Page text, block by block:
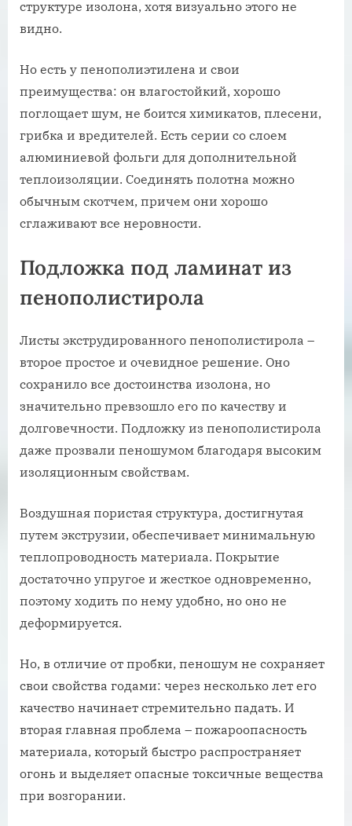
структуре изолона, хотя визуально этого не
видно.
Но есть у пенополиэтилена и свои
преимущества: он влагостойкий, хорошо
поглощает шум, не боится химикатов, плесени,
грибка и вредителей. Есть серии со слоем
алюминиевой фольги для дополнительной
теплоизоляции. Соединять полотна можно
обычным скотчем, причем они хорошо
сглаживают все неровности.
Подложка под ламинат из
пенополистирола
Листы экструдированного пенополистирола –
второе простое и очевидное решение. Оно
сохранило все достоинства изолона, но
значительно превзошло его по качеству и
долговечности. Подложку из пенополистирола
даже прозвали пеношумом благодаря высоким
изоляционным свойствам.
Воздушная пористая структура, достигнутая
путем экструзии, обеспечивает минимальную
теплопроводность материала. Покрытие
достаточно упругое и жесткое одновременно,
поэтому ходить по нему удобно, но оно не
деформируется.
Но, в отличие от пробки, пеношум не сохраняет
свои свойства годами: через несколько лет его
качество начинает стремительно падать. И
вторая главная проблема – пожароопасность
материала, который быстро распространяет
огонь и выделяет опасные токсичные вещества
при возгорании.